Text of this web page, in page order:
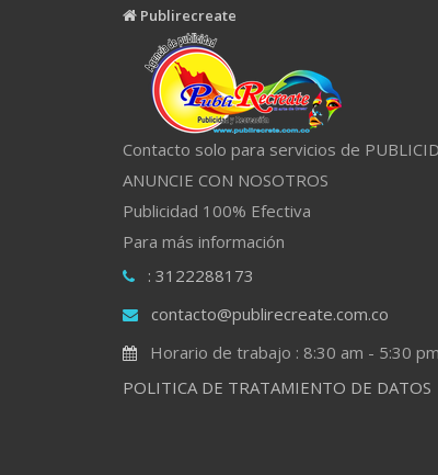
Publirecreate
Contacto solo para servicios de
ANUNCIE CON NOSOTROS
Publicidad 100% Efectiva
Para más información
: 3122288173
contacto@publirecreate.com.co
Horario de trabajo : 8:30 am - 5:30 pm
POLITICA DE TRATAMIENTO DE DATOS